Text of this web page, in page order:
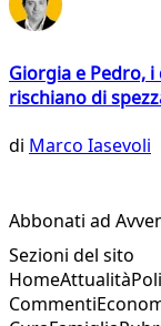
Giorgia e Pedro,
rischiano di
di Marco Iasevoli
Abbonati ad
Sezioni del sito
HomeAttualità
Commenti